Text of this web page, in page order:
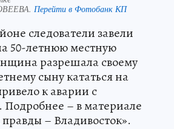
Перейти в Фотобанк КП
следователи завели
50-летнюю местную
разрешала своему
сыну кататься на
к аварии с
– в материале
– Владивосток».